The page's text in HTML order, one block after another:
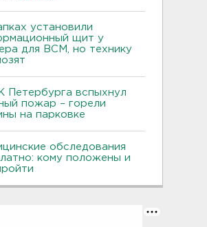
установили
щит у
для ВСМ, но технику
Петербурга вспыхнул
пожар – горели
на парковке
обследования
кому положены и